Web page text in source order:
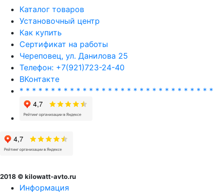
Каталог товаров
Установочный центр
Как купить
Сертификат на работы
Череповец, ул. Данилова 25
Телефон: +7(921)723-24-40
ВКонтакте
* * * * * * * * * * * * * * * * * * * * * * * * * * * * * * *
2018 © kilowatt-avto.ru
Информация